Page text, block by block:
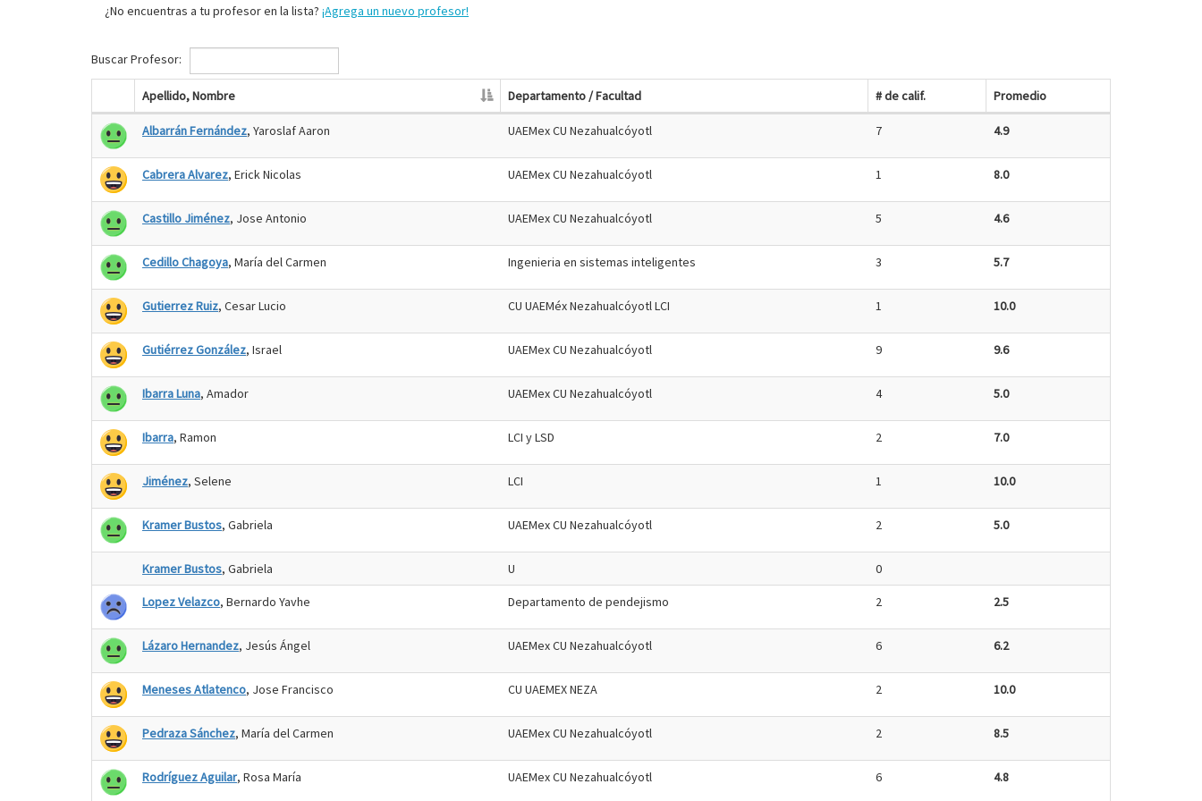
¿No encuentras a tu profesor en la lista? ¡Agrega un nuevo profesor!
Buscar Profesor:
Apellido, Nombre Departamento / Facultad # de calif. Promedio
Albarrán Fernández, Yaroslaf Aaron UAEMex CU Nezahualcóyotl 7 4.9
Cabrera Alvarez, Erick Nicolas UAEMex CU Nezahualcóyotl 1 8.0
Castillo Jiménez, Jose Antonio UAEMex CU Nezahualcóyotl 5 4.6
Cedillo Chagoya, María del Carmen Ingenieria en sistemas inteligentes 3 5.7
Gutierrez Ruiz, Cesar Lucio CU UAEMéx Nezahualcóyotl LCI 1 10.0
Gutiérrez González, Israel UAEMex CU Nezahualcóyotl 9 9.6
Ibarra Luna, Amador UAEMex CU Nezahualcóyotl 4 5.0
Ibarra, Ramon LCI y LSD 2 7.0
Jiménez, Selene LCI 1 10.0
Kramer Bustos, Gabriela UAEMex CU Nezahualcóyotl 2 5.0
Kramer Bustos, Gabriela U 0
Lopez Velazco, Bernardo Yavhe Departamento de pendejismo 2 2.5
Lázaro Hernandez, Jesús Ángel UAEMex CU Nezahualcóyotl 6 6.2
Meneses Atlatenco, Jose Francisco CU UAEMEX NEZA 2 10.0
Pedraza Sánchez, María del Carmen UAEMex CU Nezahualcóyotl 2 8.5
Rodríguez Aguilar, Rosa María UAEMex CU Nezahualcóyotl 6 4.8